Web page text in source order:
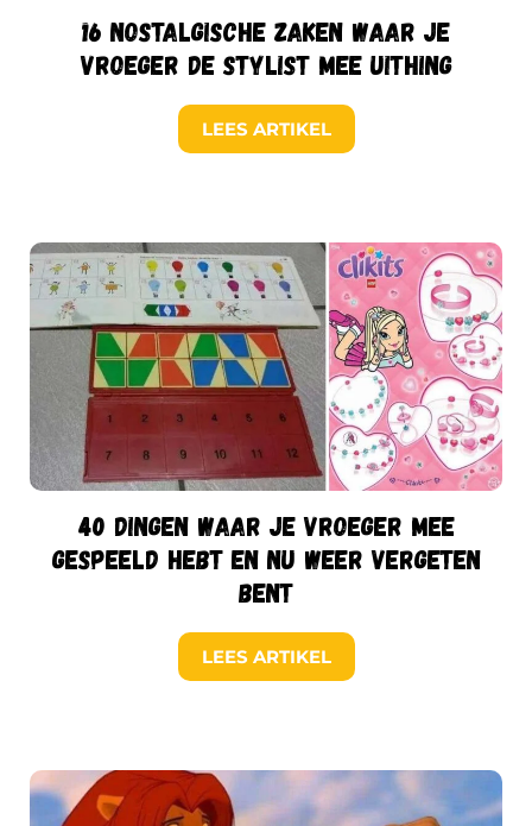
16 nostalgische zaken waar je
vroeger de stylist mee uithing
LEES ARTIKEL
40 dingen waar je vroeger mee
gespeeld hebt en nu weer vergeten
bent
LEES ARTIKEL